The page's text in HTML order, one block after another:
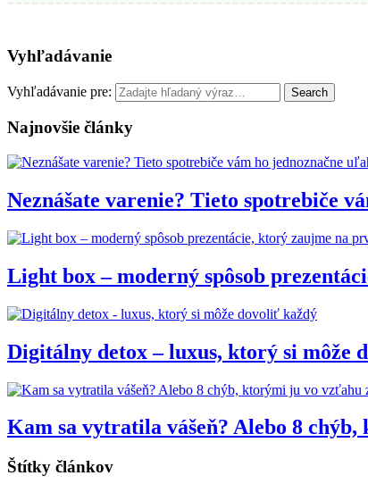
Vyhľadávanie
Vyhľadávanie pre: Search
Najnovšie články
Neznášate varenie? Tieto spotrebiče
Light box – moderný spôsob
Digitálny detox – luxus, ktorý si môže
Kam sa vytratila vášeň? Alebo 8
Štítky článkov